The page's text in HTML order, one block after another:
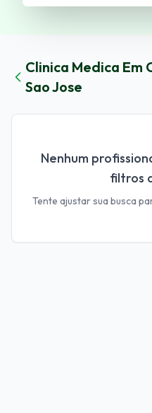
Clinica Medica Em
Sao Jose
Nenhum
filtros
Tente ajustar sua busca